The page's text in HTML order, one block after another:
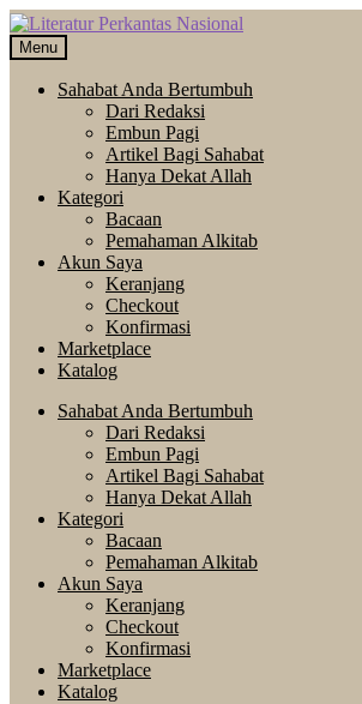
Skip
to
navigation
Langsung
ke
isi
Menu
Sahabat Anda Bertumbuh
Dari Redaksi
Embun Pagi
Artikel Bagi Sahabat
Hanya Dekat Allah
Kategori
Bacaan
Pemahaman Alkitab
Akun Saya
Keranjang
Checkout
Konfirmasi
Marketplace
Katalog
Sahabat Anda Bertumbuh
Dari Redaksi
Embun Pagi
Artikel Bagi Sahabat
Hanya Dekat Allah
Kategori
Bacaan
Pemahaman Alkitab
Akun Saya
Keranjang
Checkout
Konfirmasi
Marketplace
Katalog